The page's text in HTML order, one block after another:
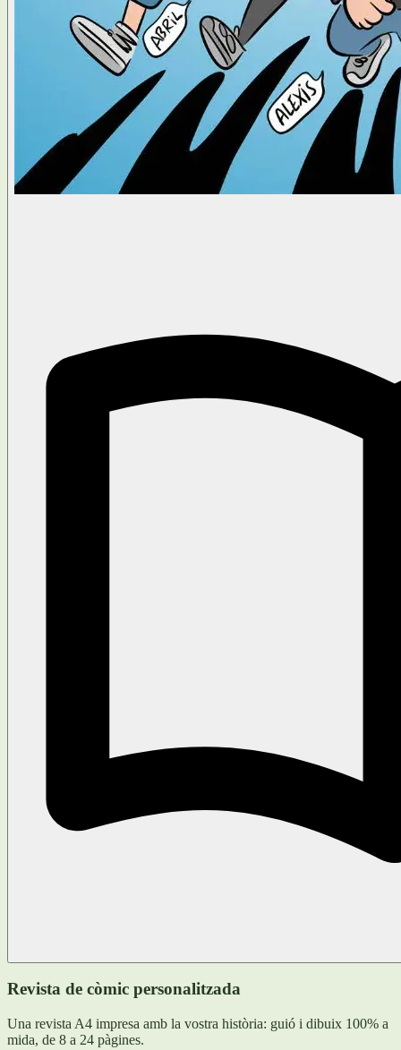
Revista de còmic personalitzada
Una revista A4 impresa amb la vostra història: guió i dibuix 100% a
mida, de 8 a 24 pàgines.